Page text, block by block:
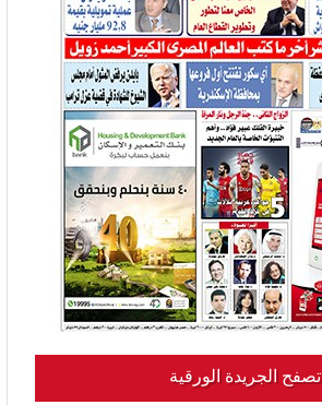
تصفح الجريدة الورقية